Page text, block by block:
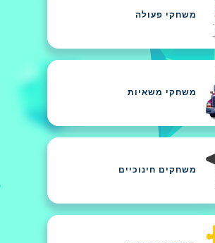
משחקי פעולה
משחקי משאיות
משחקים חינוכיים